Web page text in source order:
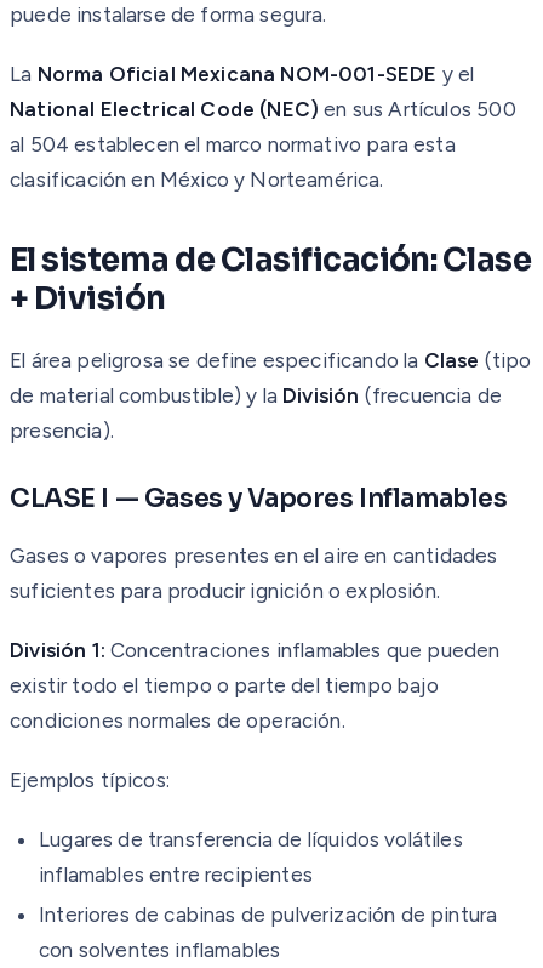
puede instalarse de forma segura.
La Norma Oficial Mexicana NOM-001-SEDE y el
National Electrical Code (NEC) en sus Artículos 500
al 504 establecen el marco normativo para esta
clasificación en México y Norteamérica.
El sistema de Clasificación: Clase
+ División
El área peligrosa se define especificando la Clase (tipo
de material combustible) y la División (frecuencia de
presencia).
CLASE I — Gases y Vapores Inflamables
Gases o vapores presentes en el aire en cantidades
suficientes para producir ignición o explosión.
División 1: Concentraciones inflamables que pueden
existir todo el tiempo o parte del tiempo bajo
condiciones normales de operación.
Ejemplos típicos:
Lugares de transferencia de líquidos volátiles
inflamables entre recipientes
Interiores de cabinas de pulverización de pintura
con solventes inflamables